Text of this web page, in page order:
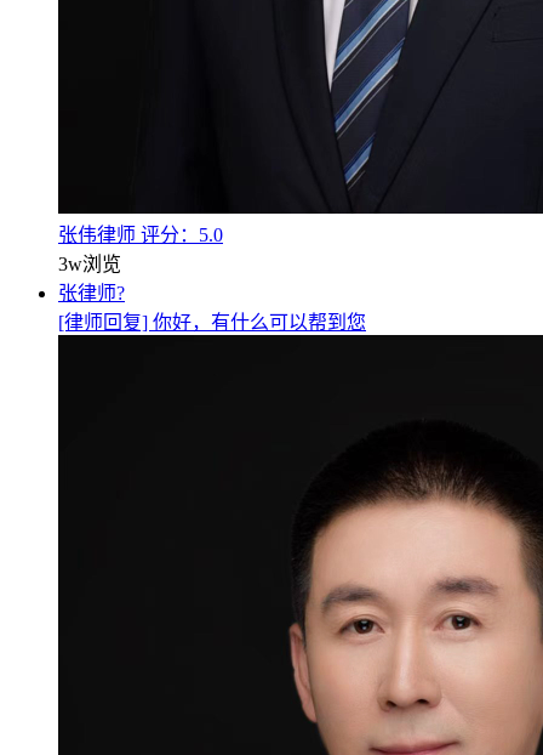
张伟律师 评分：5.0
3w浏览
张律师?
[律师回复] 你好，有什么可以帮到您